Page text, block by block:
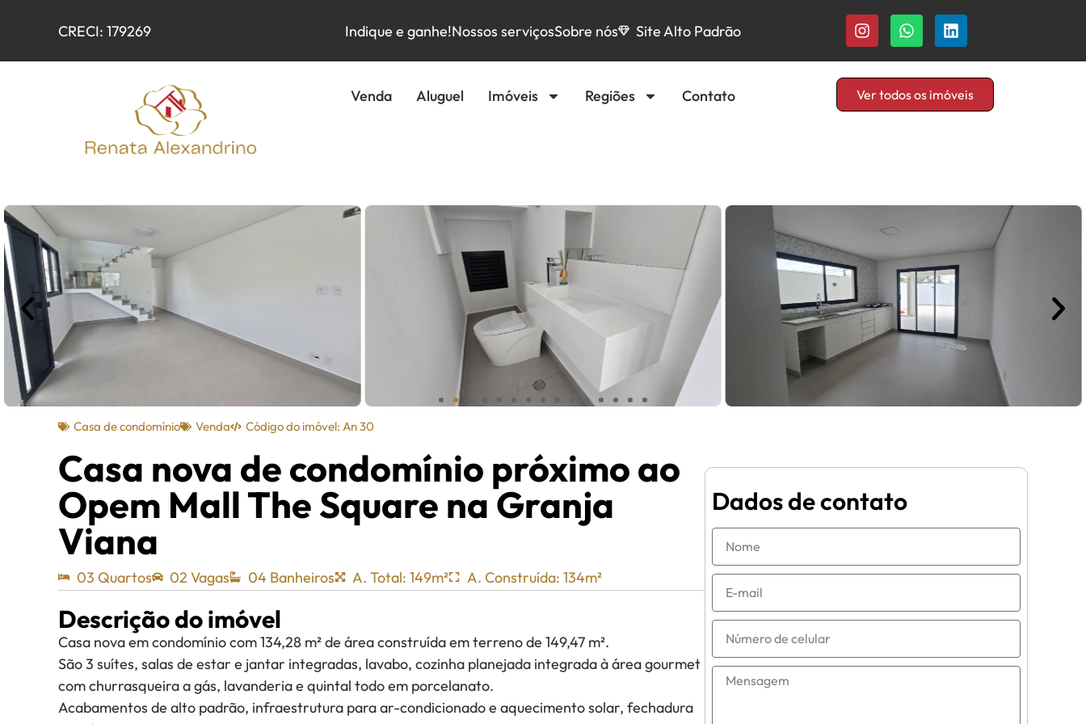
CRECI: 179269 Indique e ganhe!Nossos serviçosSobre nós Site Alto Padrão
Venda Aluguel Imóveis Regiões Contato Ver todos os imóveis
Casa de condomínio Venda Código do imóvel: An 30
Casa nova de condomínio próximo ao
Opem Mall The Square na Granja
Viana
03 Quartos 02 Vagas 04 Banheiros A. Total: 149m² A. Construída: 134m²
Descrição do imóvel
Casa nova em condomínio com 134,28 m² de área construída em terreno de 149,47 m².
São 3 suítes, salas de estar e jantar integradas, lavabo, cozinha planejada integrada à área gourmet
com churrasqueira a gás, lavanderia e quintal todo em porcelanato.
Acabamentos de alto padrão, infraestrutura para ar-condicionado e aquecimento solar, fechadura
Dados de contato